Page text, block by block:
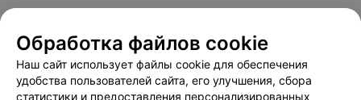
О проекте Новости проекта
Вакансии
Публичный договор
Способы оплаты
Обработка файлов cookie
Наш сайт использует файлы cookie для обеспечения
удобства пользователей сайта, его улучшения, сбора
статистики и предоставления персонализированных